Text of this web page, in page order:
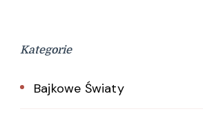
Kategorie
Bajkowe Światy